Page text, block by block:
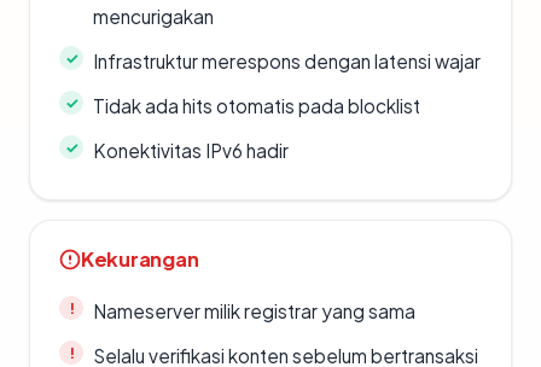
mencurigakan
Infrastruktur merespons dengan latensi wajar
Tidak ada hits otomatis pada blocklist
Konektivitas IPv6 hadir
Kekurangan
Nameserver milik registrar yang sama
Selalu verifikasi konten sebelum bertransaksi